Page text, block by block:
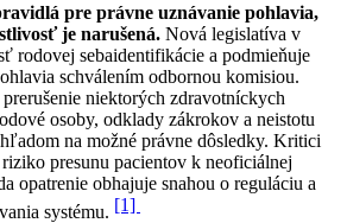
pre právne uznávanie pohlavia,
je narušená. Nová legislatíva v
rodovej sebaidentifikácie a podmieňuje
schválením odbornou komisiou.
niektorých zdravotníckych
osoby, odklady zákrokov a neistotu
na možné právne dôsledky. Kritici
presunu pacientov k neoficiálnej
opatrenie obhajuje snahou o reguláciu a
systému. [1]